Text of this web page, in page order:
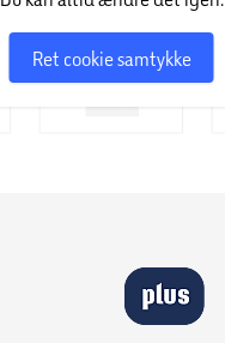
Ret cookie samtykke